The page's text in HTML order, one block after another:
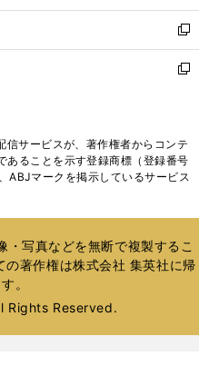
開
く
ウ
で
開
く
ン
ド
ウ
で
ウ
ィ
ン
ド
く
新
し
い
ド
ウ
で
新
ィ
ン
ド
開
く
サービスが、著作権者からコンテ
あることを示す登録商標（登録番号
ABJマークを掲示しているサービス
写真などを無断で複製するこ
の著作権は株式会社 集英社に帰
。
Rights Reserved.